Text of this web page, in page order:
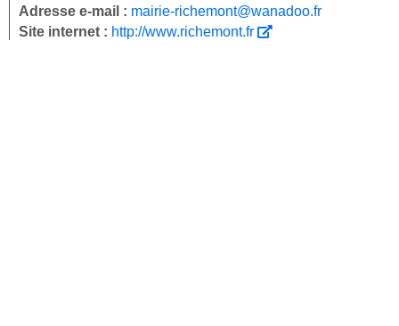
Adresse e-mail : mairie-richemont@wanadoo.fr
Site internet : http://www.richemont.fr